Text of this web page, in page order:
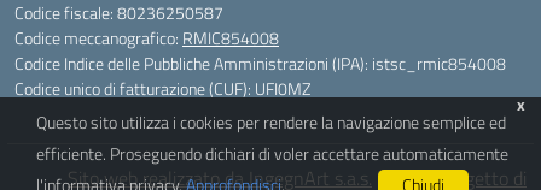
Codice fiscale: 80236250587
Codice meccanografico: RMIC854008
Codice Indice delle Pubbliche Amministrazioni (IPA): istsc_rmic854008
Codice unico di fatturazione (CUF): UFI0MZ
Sito web realizzato da IngegnArt s.a.s. |Idea e progetto di
x
Questo sito utilizza i cookies per rendere la navigazione semplice ed
efficiente. Proseguendo dichiari di voler accettare automaticamente
l'informativa privacy.Approfondisci. Chiudi